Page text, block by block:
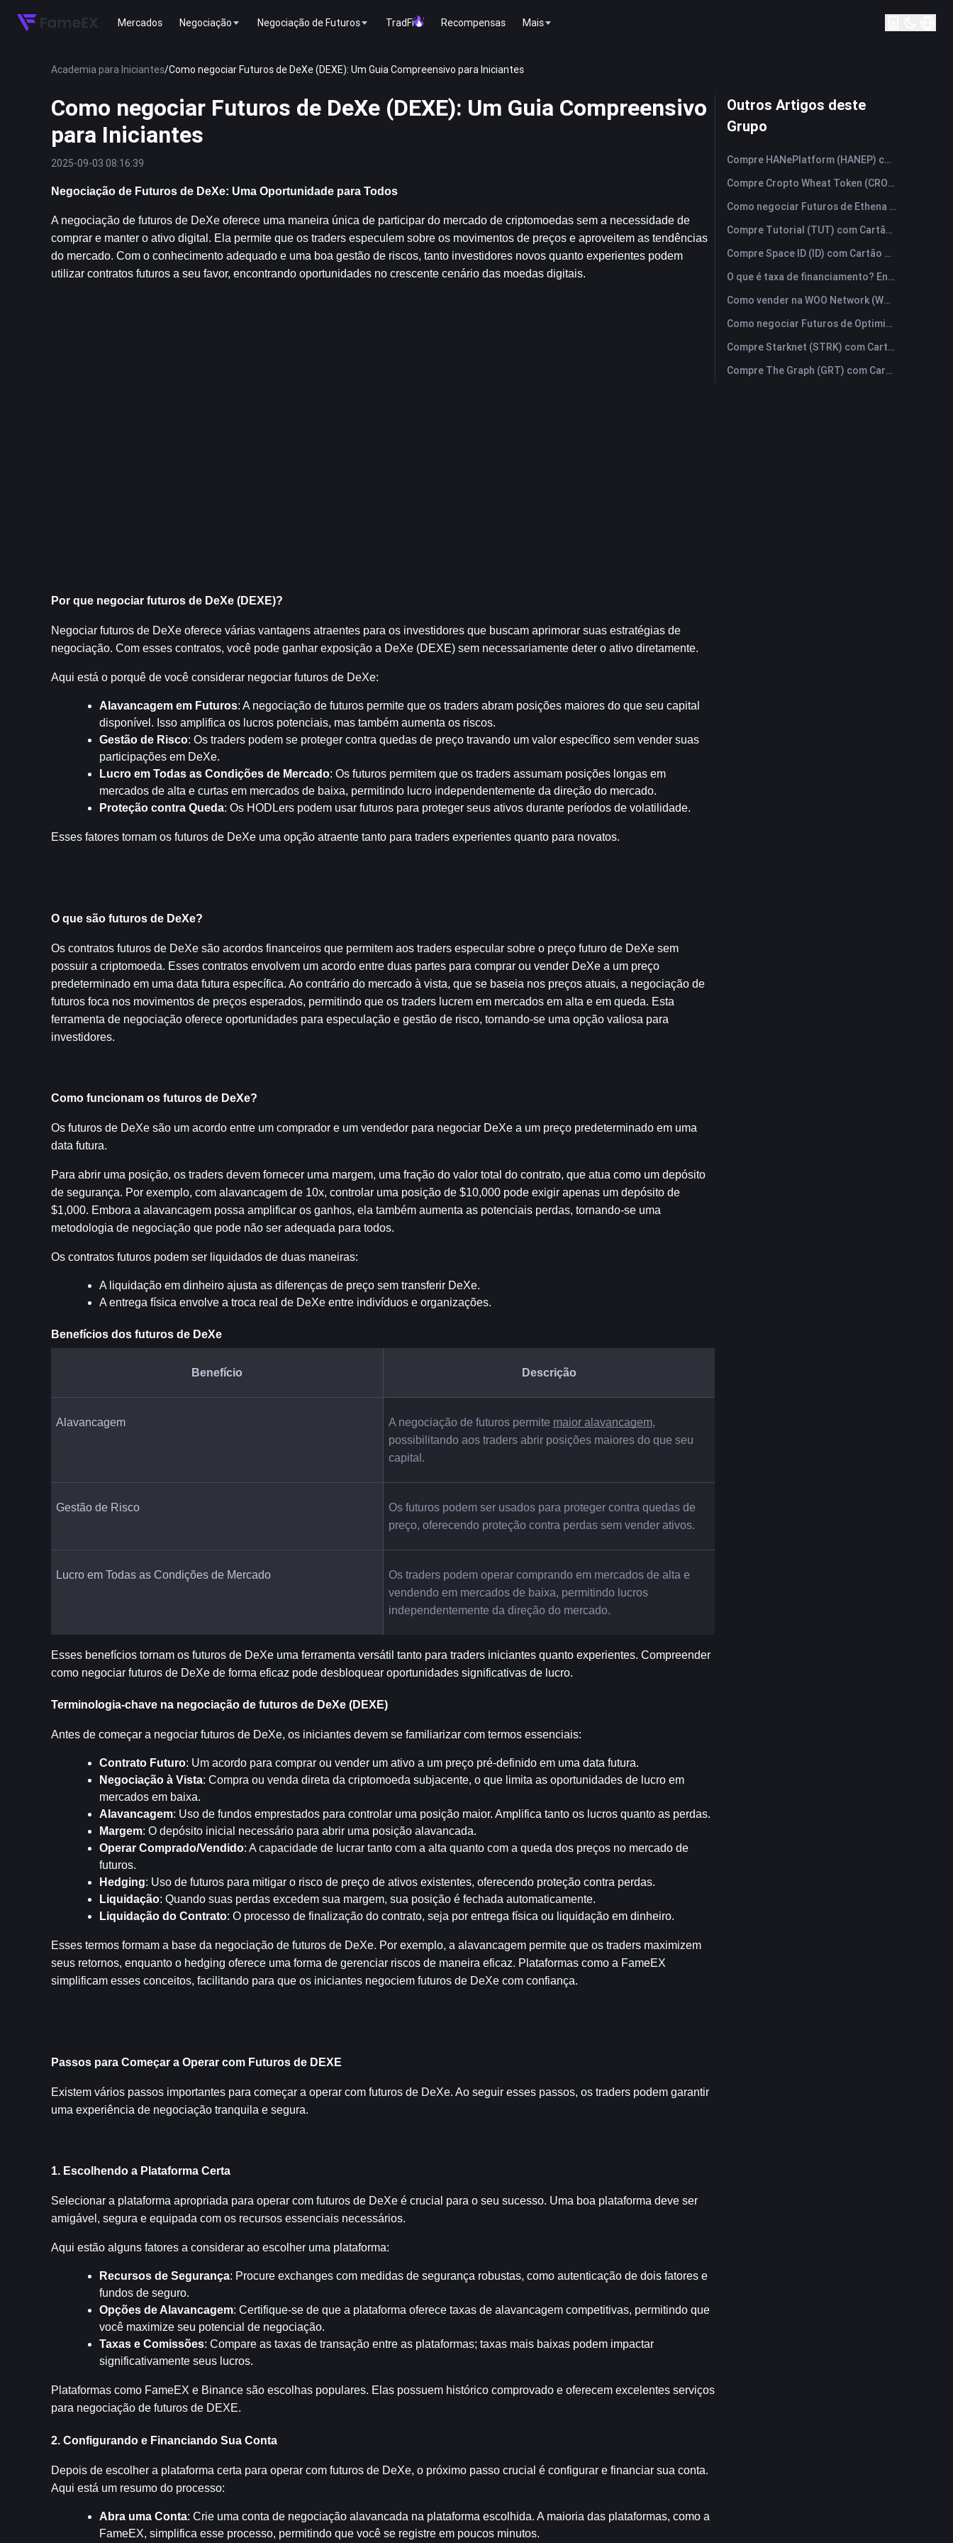
Mercados Negociação Negociação de Futuros TradFi Recompensas Mais
Academia para Iniciantes/Como negociar Futuros de DeXe (DEXE): Um Guia Compreensivo para Iniciantes
Como negociar Futuros de DeXe (DEXE): Um Guia Compreensivo
para Iniciantes
2025-09-03 08:16:39
Negociação de Futuros de DeXe: Uma Oportunidade para Todos
A negociação de futuros de DeXe oferece uma maneira única de participar do mercado de criptomoedas sem a necessidade de
comprar e manter o ativo digital. Ela permite que os traders especulem sobre os movimentos de preços e aproveitem as tendências
do mercado. Com o conhecimento adequado e uma boa gestão de riscos, tanto investidores novos quanto experientes podem
utilizar contratos futuros a seu favor, encontrando oportunidades no crescente cenário das moedas digitais.
Por que negociar futuros de DeXe (DEXE)?
Negociar futuros de DeXe oferece várias vantagens atraentes para os investidores que buscam aprimorar suas estratégias de
negociação. Com esses contratos, você pode ganhar exposição a DeXe (DEXE) sem necessariamente deter o ativo diretamente.
Aqui está o porquê de você considerar negociar futuros de DeXe:
Alavancagem em Futuros: A negociação de futuros permite que os traders abram posições maiores do que seu capital
disponível. Isso amplifica os lucros potenciais, mas também aumenta os riscos.
Gestão de Risco: Os traders podem se proteger contra quedas de preço travando um valor específico sem vender suas
participações em DeXe.
Lucro em Todas as Condições de Mercado: Os futuros permitem que os traders assumam posições longas em
mercados de alta e curtas em mercados de baixa, permitindo lucro independentemente da direção do mercado.
Proteção contra Queda: Os HODLers podem usar futuros para proteger seus ativos durante períodos de volatilidade.
Esses fatores tornam os futuros de DeXe uma opção atraente tanto para traders experientes quanto para novatos.
O que são futuros de DeXe?
Os contratos futuros de DeXe são acordos financeiros que permitem aos traders especular sobre o preço futuro de DeXe sem
possuir a criptomoeda. Esses contratos envolvem um acordo entre duas partes para comprar ou vender DeXe a um preço
predeterminado em uma data futura específica. Ao contrário do mercado à vista, que se baseia nos preços atuais, a negociação de
futuros foca nos movimentos de preços esperados, permitindo que os traders lucrem em mercados em alta e em queda. Esta
ferramenta de negociação oferece oportunidades para especulação e gestão de risco, tornando-se uma opção valiosa para
investidores.
Como funcionam os futuros de DeXe?
Os futuros de DeXe são um acordo entre um comprador e um vendedor para negociar DeXe a um preço predeterminado em uma
data futura.
Para abrir uma posição, os traders devem fornecer uma margem, uma fração do valor total do contrato, que atua como um depósito
de segurança. Por exemplo, com alavancagem de 10x, controlar uma posição de $10,000 pode exigir apenas um depósito de
$1,000. Embora a alavancagem possa amplificar os ganhos, ela também aumenta as potenciais perdas, tornando-se uma
metodologia de negociação que pode não ser adequada para todos.
Os contratos futuros podem ser liquidados de duas maneiras:
A liquidação em dinheiro ajusta as diferenças de preço sem transferir DeXe.
A entrega física envolve a troca real de DeXe entre indivíduos e organizações.
Benefícios dos futuros de DeXe
Benefício Descrição
Alavancagem A negociação de futuros permite maior alavancagem,
possibilitando aos traders abrir posições maiores do que seu
capital.
Gestão de Risco
Os futuros podem ser usados para proteger contra quedas de
preço, oferecendo proteção contra perdas sem vender ativos.
Lucro em Todas as Condições de Mercado
Os traders podem operar comprando em mercados de alta e
vendendo em mercados de baixa, permitindo lucros
independentemente da direção do mercado.
Esses benefícios tornam os futuros de DeXe uma ferramenta versátil tanto para traders iniciantes quanto experientes. Compreender
como negociar futuros de DeXe de forma eficaz pode desbloquear oportunidades significativas de lucro.
Terminologia-chave na negociação de futuros de DeXe (DEXE)
Antes de começar a negociar futuros de DeXe, os iniciantes devem se familiarizar com termos essenciais:
Contrato Futuro: Um acordo para comprar ou vender um ativo a um preço pré-definido em uma data futura.
Negociação à Vista: Compra ou venda direta da criptomoeda subjacente, o que limita as oportunidades de lucro em
mercados em baixa.
Alavancagem: Uso de fundos emprestados para controlar uma posição maior. Amplifica tanto os lucros quanto as perdas.
Margem: O depósito inicial necessário para abrir uma posição alavancada.
Operar Comprado/Vendido: A capacidade de lucrar tanto com a alta quanto com a queda dos preços no mercado de
futuros.
Hedging: Uso de futuros para mitigar o risco de preço de ativos existentes, oferecendo proteção contra perdas.
Liquidação: Quando suas perdas excedem sua margem, sua posição é fechada automaticamente.
Liquidação do Contrato: O processo de finalização do contrato, seja por entrega física ou liquidação em dinheiro.
Esses termos formam a base da negociação de futuros de DeXe. Por exemplo, a alavancagem permite que os traders maximizem
seus retornos, enquanto o hedging oferece uma forma de gerenciar riscos de maneira eficaz. Plataformas como a FameEX
simplificam esses conceitos, facilitando para que os iniciantes negociem futuros de DeXe com confiança.
Passos para Começar a Operar com Futuros de DEXE
Existem vários passos importantes para começar a operar com futuros de DeXe. Ao seguir esses passos, os traders podem garantir
uma experiência de negociação tranquila e segura.
1. Escolhendo a Plataforma Certa
Selecionar a plataforma apropriada para operar com futuros de DeXe é crucial para o seu sucesso. Uma boa plataforma deve ser
amigável, segura e equipada com os recursos essenciais necessários.
Aqui estão alguns fatores a considerar ao escolher uma plataforma:
Recursos de Segurança: Procure exchanges com medidas de segurança robustas, como autenticação de dois fatores e
fundos de seguro.
Opções de Alavancagem: Certifique-se de que a plataforma oferece taxas de alavancagem competitivas, permitindo que
você maximize seu potencial de negociação.
Taxas e Comissões: Compare as taxas de transação entre as plataformas; taxas mais baixas podem impactar
significativamente seus lucros.
Plataformas como FameEX e Binance são escolhas populares. Elas possuem histórico comprovado e oferecem excelentes serviços
para negociação de futuros de DEXE.
2. Configurando e Financiando Sua Conta
Depois de escolher a plataforma certa para operar com futuros de DeXe, o próximo passo crucial é configurar e financiar sua conta.
Aqui está um resumo do processo:
Abra uma Conta: Crie uma conta de negociação alavancada na plataforma escolhida. A maioria das plataformas, como a
FameEX, simplifica esse processo, permitindo que você se registre em poucos minutos.
Outros Artigos deste
Grupo
Compre HANePlatform (HANEP) com Cartão de Crédito ou Débito Instantaneamente
Compre Cropto Wheat Token (CROW) com Cartão de Crédito ou Débito Instantaneamente
Como negociar Futuros de Ethena (ENA): Um Guia Compreensivo para Iniciantes
Compre Tutorial (TUT) com Cartão de Crédito ou Débito Instantaneamente
Compre Space ID (ID) com Cartão de Crédito ou Débito Instantaneamente
O que é taxa de financiamento? Entendendo os sinais de mercado e seus usos indevidos mais comuns.
Como vender na WOO Network (WOO)? | FameEX
Como negociar Futuros de Optimism (OP): Um Guia Compreensivo para Iniciantes
Compre Starknet (STRK) com Cartão de Crédito ou Débito Instantaneamente
Compre The Graph (GRT) com Cartão de Crédito ou Débito Instantaneamente